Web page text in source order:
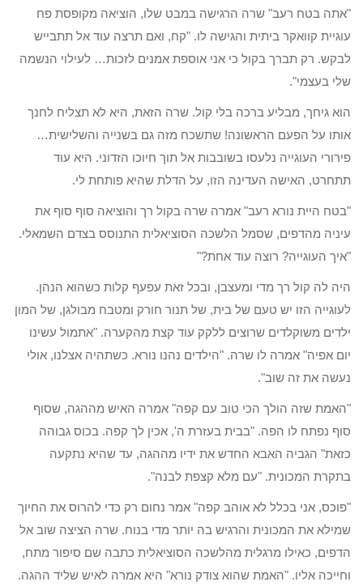
"אתה בטח רעב" שרה הרגישה במבט שלו, הוציאה מקופסת פח
עוגיית קוואקר ביתית והגישה לו. "קח, ואם תרצה עוד אל תתבייש
לבקש. רק תברך בקול כי אני אוספת אמנים לזכות… לעילוי הנשמה
שלי בעצמי".
הוא גיחך, מבליע ברכה בלי קול. שרה הזאת, היא לא תצליח לחנך
אותו על הפעם הראשונה! שתשכח מזה גם בשנייה והשלישית…
פירורי העוגייה נלעסו בשובבות אל תוך חיוכו הזדוני. היא עוד
תתחרט, האישה העדינה הזו, על הדלת שהיא פותחת לי.
"בטח היית נורא רעב" אמרה שרה בקול רך והוציאה סוף סוף את
עיניה מהדפים, שסמל הלשכה הסוציאלית התנוסס בצדם השמאלי.
"איך העוגייה? רוצה עוד אחת?"
היה לה קול רך מדי ומעצבן, ובכל זאת עפעף קלות כשהוא הנהן.
לעוגייה הזו יש טעם של בית, של תנור חורק ומטבח מבולגן, של המון
ילדים משוקלדים שרוצים ללקק עוד קצת מהקערה. "אתמול עשינו
יום אפיה" אמרה לו שרה. "הילדים נהנו נורא. כשתהיה אצלנו, אולי
נעשה את זה שוב".
"האמת שזה הולך הכי טוב עם קפה" אמרה האיש מההגה, שסוף
סוף נפתח לו הפה. "בבית בעזרת ה', אכין לך קפה. בכוס גבוהה
כזאת" הגביה האבא החדש את ידיו מההגה, עד שהיא נתקעה
בתקרת המכונית. "עם מלא קצפת לבנה".
"פוכס, אני בכלל לא אוהב קפה" אמר נחום רק כדי להרוס את החיוך
שמילא את המכונית והרגיש בה יותר מדי בנוח. שרה הציצה שוב אל
הדפים, כאילו מרגלית מהלשכה הסוציאלית כתבה שם סיפור מתח,
וחייכה אליו. "האמת שהוא צודק נורא" היא אמרה לאיש שליד ההגה.